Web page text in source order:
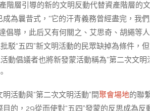
階層引導的新的文明反動代替資產階層的
成為曩昔式，“它的汗青義務曾經盡完，我
倡導，此后又有何關之、艾思奇、胡繩等
“五四”新文明活動的民眾缺掉為條件，
倡議者也將新發蒙活動稱為“第二次文明
活動與“第二次文明活動”間聚會場地的聯
的，29從而使對“五四”發蒙的反思成為反